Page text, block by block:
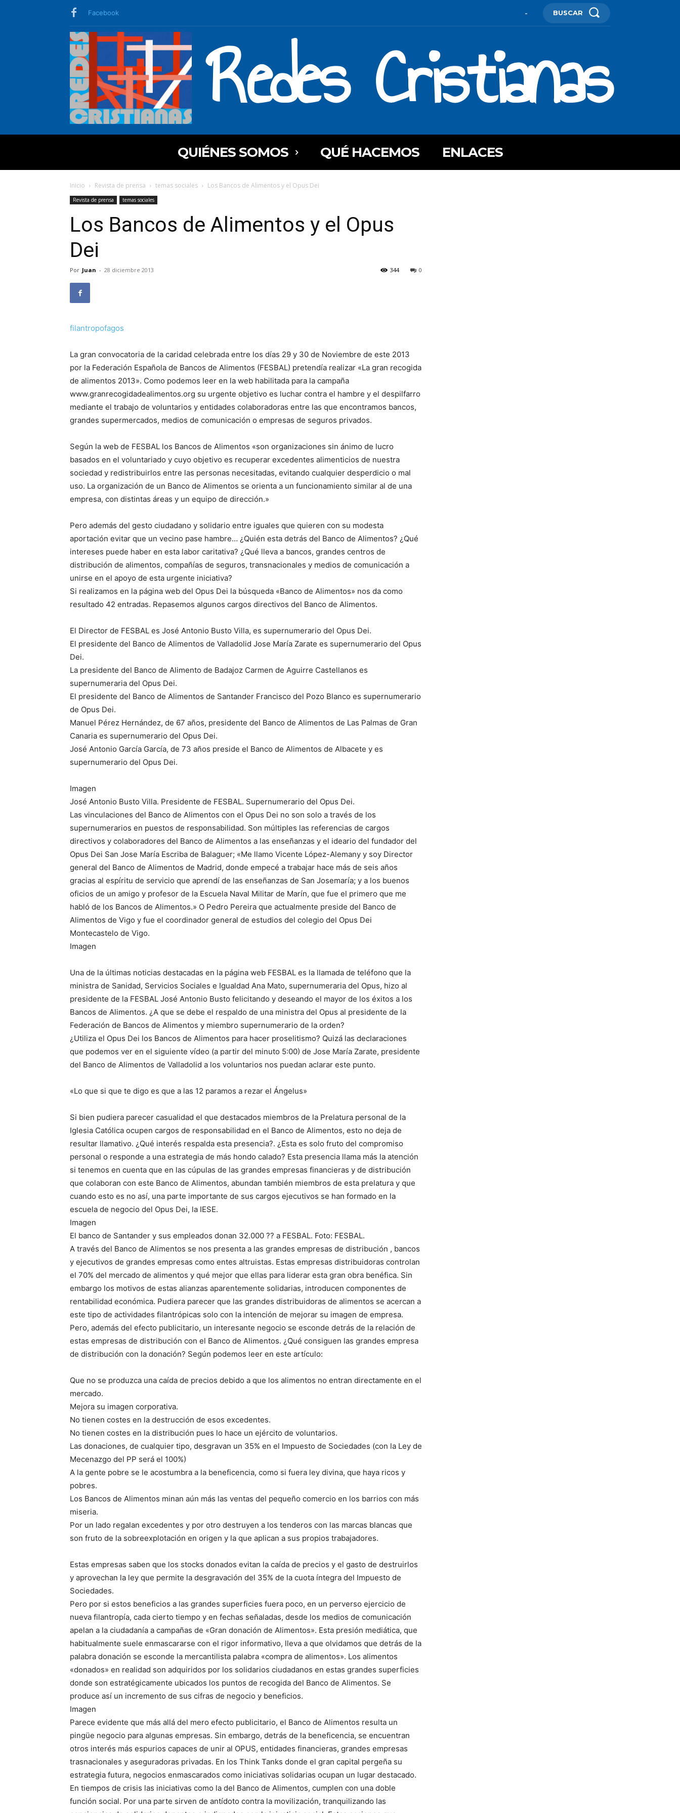
Facebook - BUSCAR
Redes Cristianas
QUIÉNES SOMOS QUÉ HACEMOS ENLACES
Inicio Revista de prensa temas sociales Los Bancos de Alimentos y el Opus Dei
Revista de prensa temas sociales
Los Bancos de Alimentos y el Opus
Dei
Por Juan - 28 diciembre 2013 0
344
filantropofagos
La gran convocatoria de la caridad celebrada entre los días 29 y 30 de Noviembre de este 2013
por la Federación Española de Bancos de Alimentos (FESBAL) pretendía realizar «La gran recogida
de alimentos 2013». Como podemos leer en la web habilitada para la campaña
www.granrecogidadealimentos.org su urgente objetivo es luchar contra el hambre y el despilfarro
mediante el trabajo de voluntarios y entidades colaboradoras entre las que encontramos bancos,
grandes supermercados, medios de comunicación o empresas de seguros privados.
Según la web de FESBAL los Bancos de Alimentos «son organizaciones sin ánimo de lucro
basados en el voluntariado y cuyo objetivo es recuperar excedentes alimenticios de nuestra
sociedad y redistribuirlos entre las personas necesitadas, evitando cualquier desperdicio o mal
uso. La organización de un Banco de Alimentos se orienta a un funcionamiento similar al de una
empresa, con distintas áreas y un equipo de dirección.»
Pero además del gesto ciudadano y solidario entre iguales que quieren con su modesta
aportación evitar que un vecino pase hambre… ¿Quién esta detrás del Banco de Alimentos? ¿Qué
intereses puede haber en esta labor caritativa? ¿Qué lleva a bancos, grandes centros de
distribución de alimentos, compañías de seguros, transnacionales y medios de comunicación a
unirse en el apoyo de esta urgente iniciativa?
Si realizamos en la página web del Opus Dei la búsqueda «Banco de Alimentos» nos da como
resultado 42 entradas. Repasemos algunos cargos directivos del Banco de Alimentos.
El Director de FESBAL es José Antonio Busto Villa, es supernumerario del Opus Dei.
El presidente del Banco de Alimentos de Valladolid Jose María Zarate es supernumerario del Opus
Dei.
La presidente del Banco de Alimento de Badajoz Carmen de Aguirre Castellanos es
supernumeraria del Opus Dei.
El presidente del Banco de Alimentos de Santander Francisco del Pozo Blanco es supernumerario
de Opus Dei.
Manuel Pérez Hernández, de 67 años, presidente del Banco de Alimentos de Las Palmas de Gran
Canaria es supernumerario del Opus Dei.
José Antonio García García, de 73 años preside el Banco de Alimentos de Albacete y es
supernumerario del Opus Dei.
Imagen
José Antonio Busto Villa. Presidente de FESBAL. Supernumerario del Opus Dei.
Las vinculaciones del Banco de Alimentos con el Opus Dei no son solo a través de los
supernumerarios en puestos de responsabilidad. Son múltiples las referencias de cargos
directivos y colaboradores del Banco de Alimentos a las enseñanzas y el ideario del fundador del
Opus Dei San Jose María Escriba de Balaguer; «Me llamo Vicente López-Alemany y soy Director
general del Banco de Alimentos de Madrid, donde empecé a trabajar hace más de seis años
gracias al espíritu de servicio que aprendí de las enseñanzas de San Josemaría; y a los buenos
oficios de un amigo y profesor de la Escuela Naval Militar de Marín, que fue el primero que me
habló de los Bancos de Alimentos.» O Pedro Pereira que actualmente preside del Banco de
Alimentos de Vigo y fue el coordinador general de estudios del colegio del Opus Dei
Montecastelo de Vigo.
Imagen
Una de la últimas noticias destacadas en la página web FESBAL es la llamada de teléfono que la
ministra de Sanidad, Servicios Sociales e Igualdad Ana Mato, supernumeraria del Opus, hizo al
presidente de la FESBAL José Antonio Busto felicitando y deseando el mayor de los éxitos a los
Bancos de Alimentos. ¿A que se debe el respaldo de una ministra del Opus al presidente de la
Federación de Bancos de Alimentos y miembro supernumerario de la orden?
¿Utiliza el Opus Dei los Bancos de Alimentos para hacer proselitismo? Quizá las declaraciones
que podemos ver en el siguiente vídeo (a partir del minuto 5:00) de Jose María Zarate, presidente
del Banco de Alimentos de Valladolid a los voluntarios nos puedan aclarar este punto.
«Lo que si que te digo es que a las 12 paramos a rezar el Ángelus»
Si bien pudiera parecer casualidad el que destacados miembros de la Prelatura personal de la
Iglesia Católica ocupen cargos de responsabilidad en el Banco de Alimentos, esto no deja de
resultar llamativo. ¿Qué interés respalda esta presencia?. ¿Esta es solo fruto del compromiso
personal o responde a una estrategia de más hondo calado? Esta presencia llama más la atención
si tenemos en cuenta que en las cúpulas de las grandes empresas financieras y de distribución
que colaboran con este Banco de Alimentos, abundan también miembros de esta prelatura y que
cuando esto es no así, una parte importante de sus cargos ejecutivos se han formado en la
escuela de negocio del Opus Dei, la IESE.
Imagen
El banco de Santander y sus empleados donan 32.000 ?? a FESBAL. Foto: FESBAL.
A través del Banco de Alimentos se nos presenta a las grandes empresas de distribución , bancos
y ejecutivos de grandes empresas como entes altruistas. Estas empresas distribuidoras controlan
el 70% del mercado de alimentos y qué mejor que ellas para liderar esta gran obra benéfica. Sin
embargo los motivos de estas alianzas aparentemente solidarias, introducen componentes de
rentabilidad económica. Pudiera parecer que las grandes distribuidoras de alimentos se acercan a
este tipo de actividades filantrópicas solo con la intención de mejorar su imagen de empresa.
Pero, además del efecto publicitario, un interesante negocio se esconde detrás de la relación de
estas empresas de distribución con el Banco de Alimentos. ¿Qué consiguen las grandes empresa
de distribución con la donación? Según podemos leer en este artículo:
Que no se produzca una caída de precios debido a que los alimentos no entran directamente en el
mercado.
Mejora su imagen corporativa.
No tienen costes en la destrucción de esos excedentes.
No tienen costes en la distribución pues lo hace un ejército de voluntarios.
Las donaciones, de cualquier tipo, desgravan un 35% en el Impuesto de Sociedades (con la Ley de
Mecenazgo del PP será el 100%)
A la gente pobre se le acostumbra a la beneficencia, como si fuera ley divina, que haya ricos y
pobres.
Los Bancos de Alimentos minan aún más las ventas del pequeño comercio en los barrios con más
miseria.
Por un lado regalan excedentes y por otro destruyen a los tenderos con las marcas blancas que
son fruto de la sobreexplotación en origen y la que aplican a sus propios trabajadores.
Estas empresas saben que los stocks donados evitan la caída de precios y el gasto de destruirlos
y aprovechan la ley que permite la desgravación del 35% de la cuota íntegra del Impuesto de
Sociedades.
Pero por si estos beneficios a las grandes superficies fuera poco, en un perverso ejercicio de
nueva filantropía, cada cierto tiempo y en fechas señaladas, desde los medios de comunicación
apelan a la ciudadanía a campañas de «Gran donación de Alimentos». Esta presión mediática, que
habitualmente suele enmascararse con el rigor informativo, lleva a que olvidamos que detrás de la
palabra donación se esconde la mercantilista palabra «compra de alimentos». Los alimentos
«donados» en realidad son adquiridos por los solidarios ciudadanos en estas grandes superficies
donde son estratégicamente ubicados los puntos de recogida del Banco de Alimentos. Se
produce así un incremento de sus cifras de negocio y beneficios.
Imagen
Parece evidente que más allá del mero efecto publicitario, el Banco de Alimentos resulta un
pingüe negocio para algunas empresas. Sin embargo, detrás de la beneficencia, se encuentran
otros interés más espurios capaces de unir al OPUS, entidades financieras, grandes empresas
trasnacionales y aseguradoras privadas. En los Think Tanks donde el gran capital pergeña su
estrategia futura, negocios enmascarados como iniciativas solidarias ocupan un lugar destacado.
En tiempos de crisis las iniciativas como la del Banco de Alimentos, cumplen con una doble
función social. Por una parte sirven de antídoto contra la movilización, tranquilizando las